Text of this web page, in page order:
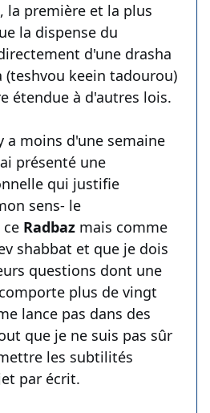
la première et la plus
la dispense du
d'une drasha
(teshvou keein tadourou)
étendue à d'autres lois.
a moins d'une semaine
présenté une
qui justifie
sens- le
Radbaz mais comme
shabbat et que je dois
questions dont une
plus de vingt
lance pas dans des
que je ne suis pas sûr
les subtilités
par écrit.